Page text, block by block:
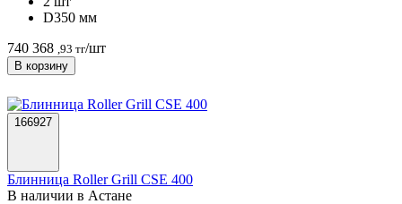
D350 мм
740 368 ,93 тг/шт
В корзину
166927
Блинница Roller Grill CSE 400
В наличии в Астанe